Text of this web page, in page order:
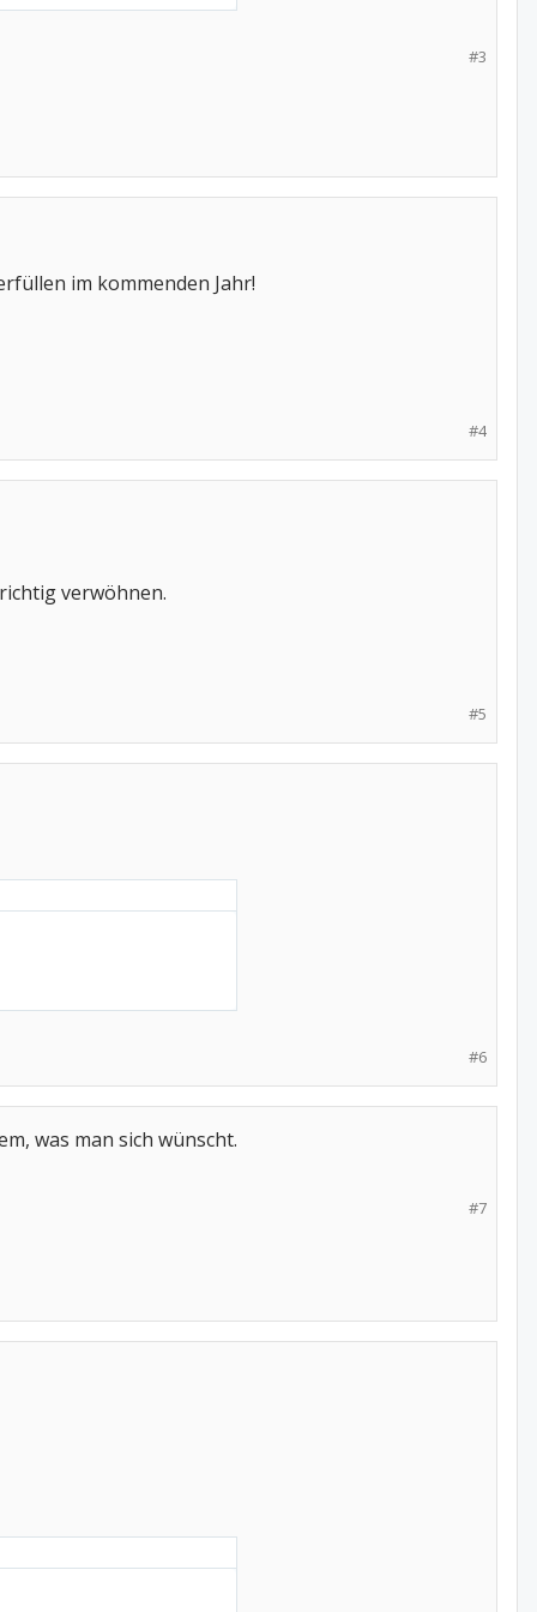
#3
im kommenden Jahr!
#4
verwöhnen.
#5
#6
was man sich wünscht.
#7